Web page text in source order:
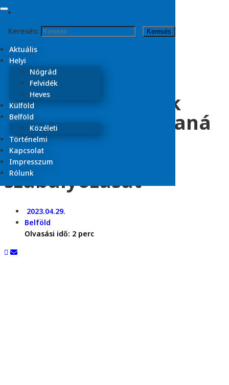
Skip to content
Keresés:
Aktuális
Helyi
Nógrád
Felvidék
Heves
Külföld
Belföld
Közéleti
Történelmi
Kapcsolat
Impresszum
Rólunk
Kezdőlap
2023
április
29
A magyar fiatalok
többsége szigorítaná
a kábítószerek
törvényi
szabályozását
2023.04.29.
Belföld
Olvasási idő: 2 perc